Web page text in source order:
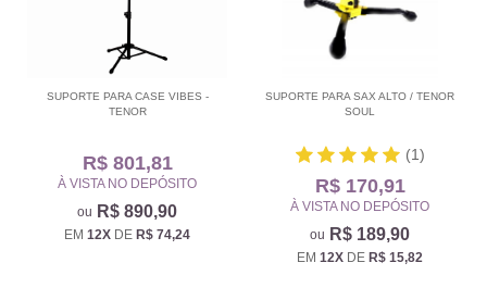
SUPORTE PARA CASE VIBES -
TENOR
R$ 801,81
À VISTA NO DEPÓSITO
R$ 890,90
EM 12X DE R$ 74,24
SUPORTE PARA SAX ALTO / TENOR
SOUL
(1)
R$ 170,91
À VISTA NO DEPÓSITO
R$ 189,90
EM 12X DE R$ 15,82